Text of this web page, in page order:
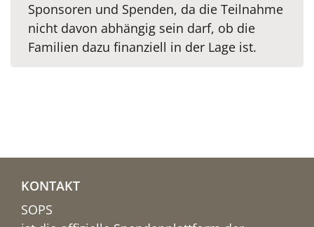
Sponsoren und Spenden, da die Teilnahme
nicht davon abhängig sein darf, ob die
Familien dazu finanziell in der Lage ist.
KONTAKT
SOPS